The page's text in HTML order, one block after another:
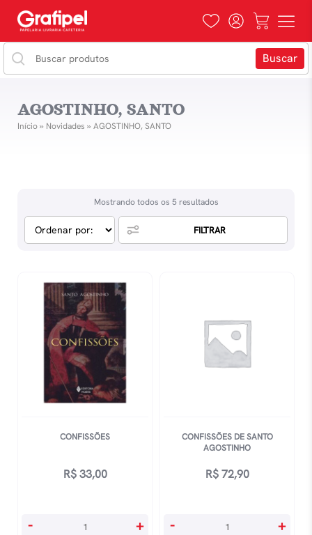
AGOSTINHO, SANTO
Início» Novidades » AGOSTINHO, SANTO
Mostrando todos os 5 resultados
FILTRAR
CONFISSÕES
R$33,00
Confissões
- +
CONFISSÕES DE SANTO
AGOSTINHO
R$72,90
Confissões
- +